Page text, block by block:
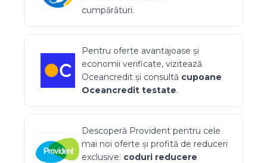
cumpărături.
Pentru oferte avantajoase și
economii verificate, vizitează
Oceancredit și consultă cupoane
Oceancredit testate.
Descoperă Provident pentru cele
mai noi oferte și profită de reduceri
exclusive: coduri reducere